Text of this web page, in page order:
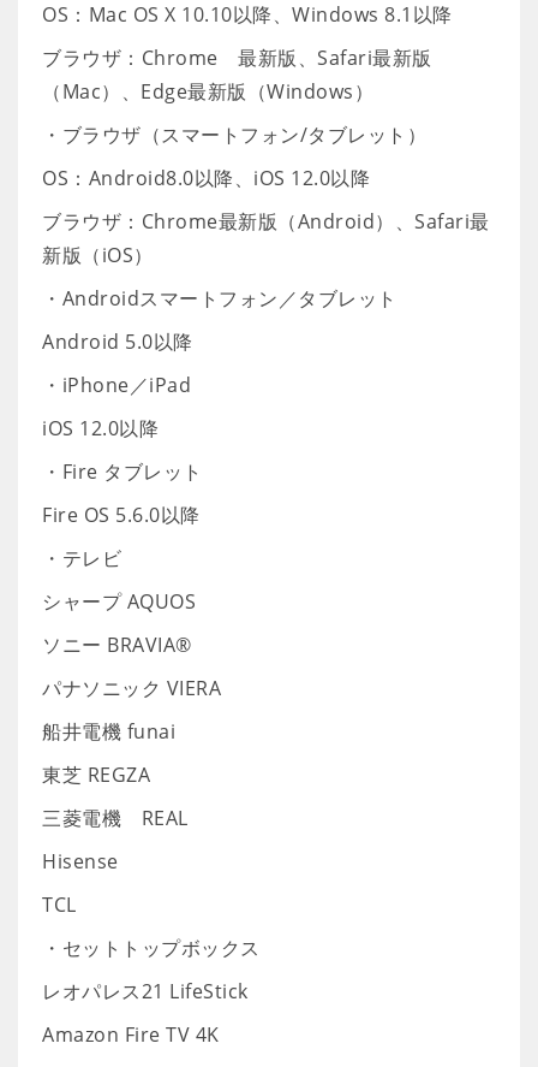
OS：Mac OS X 10.10以降、Windows 8.1以降
ブラウザ：Chrome 最新版、Safari最新版
（Mac）、Edge最新版（Windows）
・ブラウザ（スマートフォン/タブレット）
OS：Android8.0以降、iOS 12.0以降
ブラウザ：Chrome最新版（Android）、Safari最
新版（iOS）
・Androidスマートフォン／タブレット
Android 5.0以降
・iPhone／iPad
iOS 12.0以降
・Fire タブレット
Fire OS 5.6.0以降
・テレビ
シャープ AQUOS
ソニー BRAVIA®
パナソニック VIERA
船井電機 funai
東芝 REGZA
三菱電機 REAL
Hisense
TCL
・セットトップボックス
レオパレス21 LifeStick
Amazon Fire TV 4K